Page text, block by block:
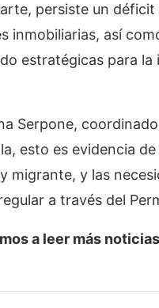
persiste un
inmobiliarias, así
estratégicas para
Serpone,
esto es evidencia
migrante, y las
a través del
a leer más